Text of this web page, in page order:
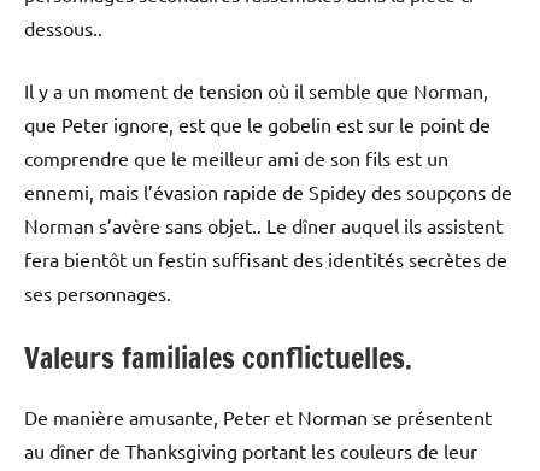
dessous..
Il y a un moment de tension où il semble que Norman,
que Peter ignore, est que le gobelin est sur le point de
comprendre que le meilleur ami de son fils est un
ennemi, mais l’évasion rapide de Spidey des soupçons de
Norman s’avère sans objet.. Le dîner auquel ils assistent
fera bientôt un festin suffisant des identités secrètes de
ses personnages.
Valeurs familiales conflictuelles.
De manière amusante, Peter et Norman se présentent
au dîner de Thanksgiving portant les couleurs de leur